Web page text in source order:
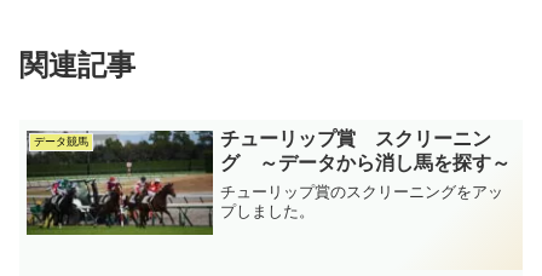
関連記事
データ競馬
チューリップ賞 スクリーニン
グ ～データから消し馬を探す～
チューリップ賞のスクリーニングをアッ
プしました。